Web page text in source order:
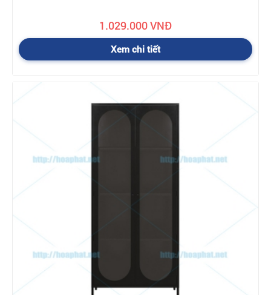
1.029.000 VNĐ
Xem chi tiết